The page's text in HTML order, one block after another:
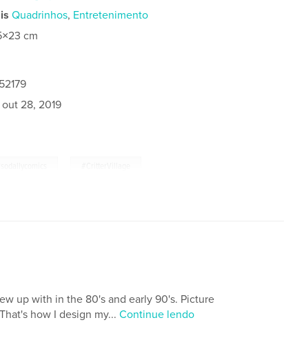
Quadrinhos, Entretenimento
cm
out 28, 2019
up with in the 80's and early 90's. Picture
how I design my... Continue lendo